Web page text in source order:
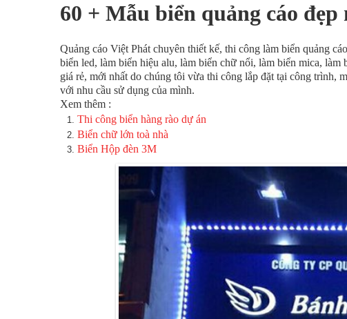
60 + Mẫu biển quảng cáo
Quảng cáo Việt Phát chuyên thiết kế, thi công làm biển quảng
biển led, làm biển hiệu alu, làm biển chữ nổi, làm biển mica,
giá rẻ, mới nhất do chúng tôi vừa thi công lắp đặt tại công trình,
với nhu cầu sử dụng của mình.
Xem thêm :
Thi công biển hàng rào dự án
Biển chữ lớn toà nhà
Biển Hộp đèn 3M